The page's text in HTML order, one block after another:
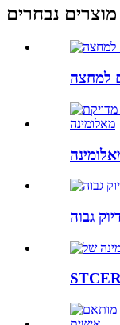
מוצרים נבחרים